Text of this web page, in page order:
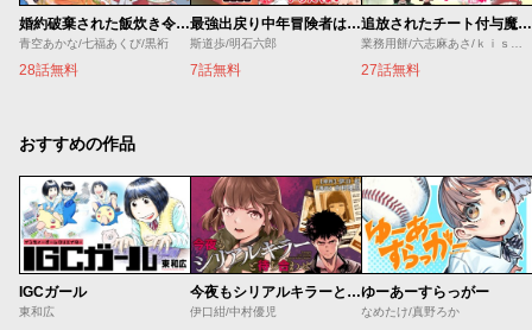
婚約破棄された飯炊き令嬢の私は冷酷公爵と専属契約しました～ですが胃袋を掴んだ結果、冷たかった公爵様がどんどん優しくなっています～
青空あかな/七福あくび/黒裄
28話無料
最強出戻り中年冒険者は、今さら命なんてかけたくない
斯道歩/明石六郎
7話無料
追放されたチート付与魔術師は気ままなセカンドライフを謳歌する。 ～俺は武器だけじゃなく、あらゆるものに『強化ポイント』を付与できるし、俺の意思でいつでも効果を解除できるけど、残った人たち大丈夫？～
業務用餅/六志麻あさ/ｋｉｓｕｉ
27話無料
おすすめの作品
IGCガール
東和広
今夜もシリアルキラーと待ち合わせ
伊口紺/中村優児
ゆーあーすらっがー
なめたけ/真野ろか